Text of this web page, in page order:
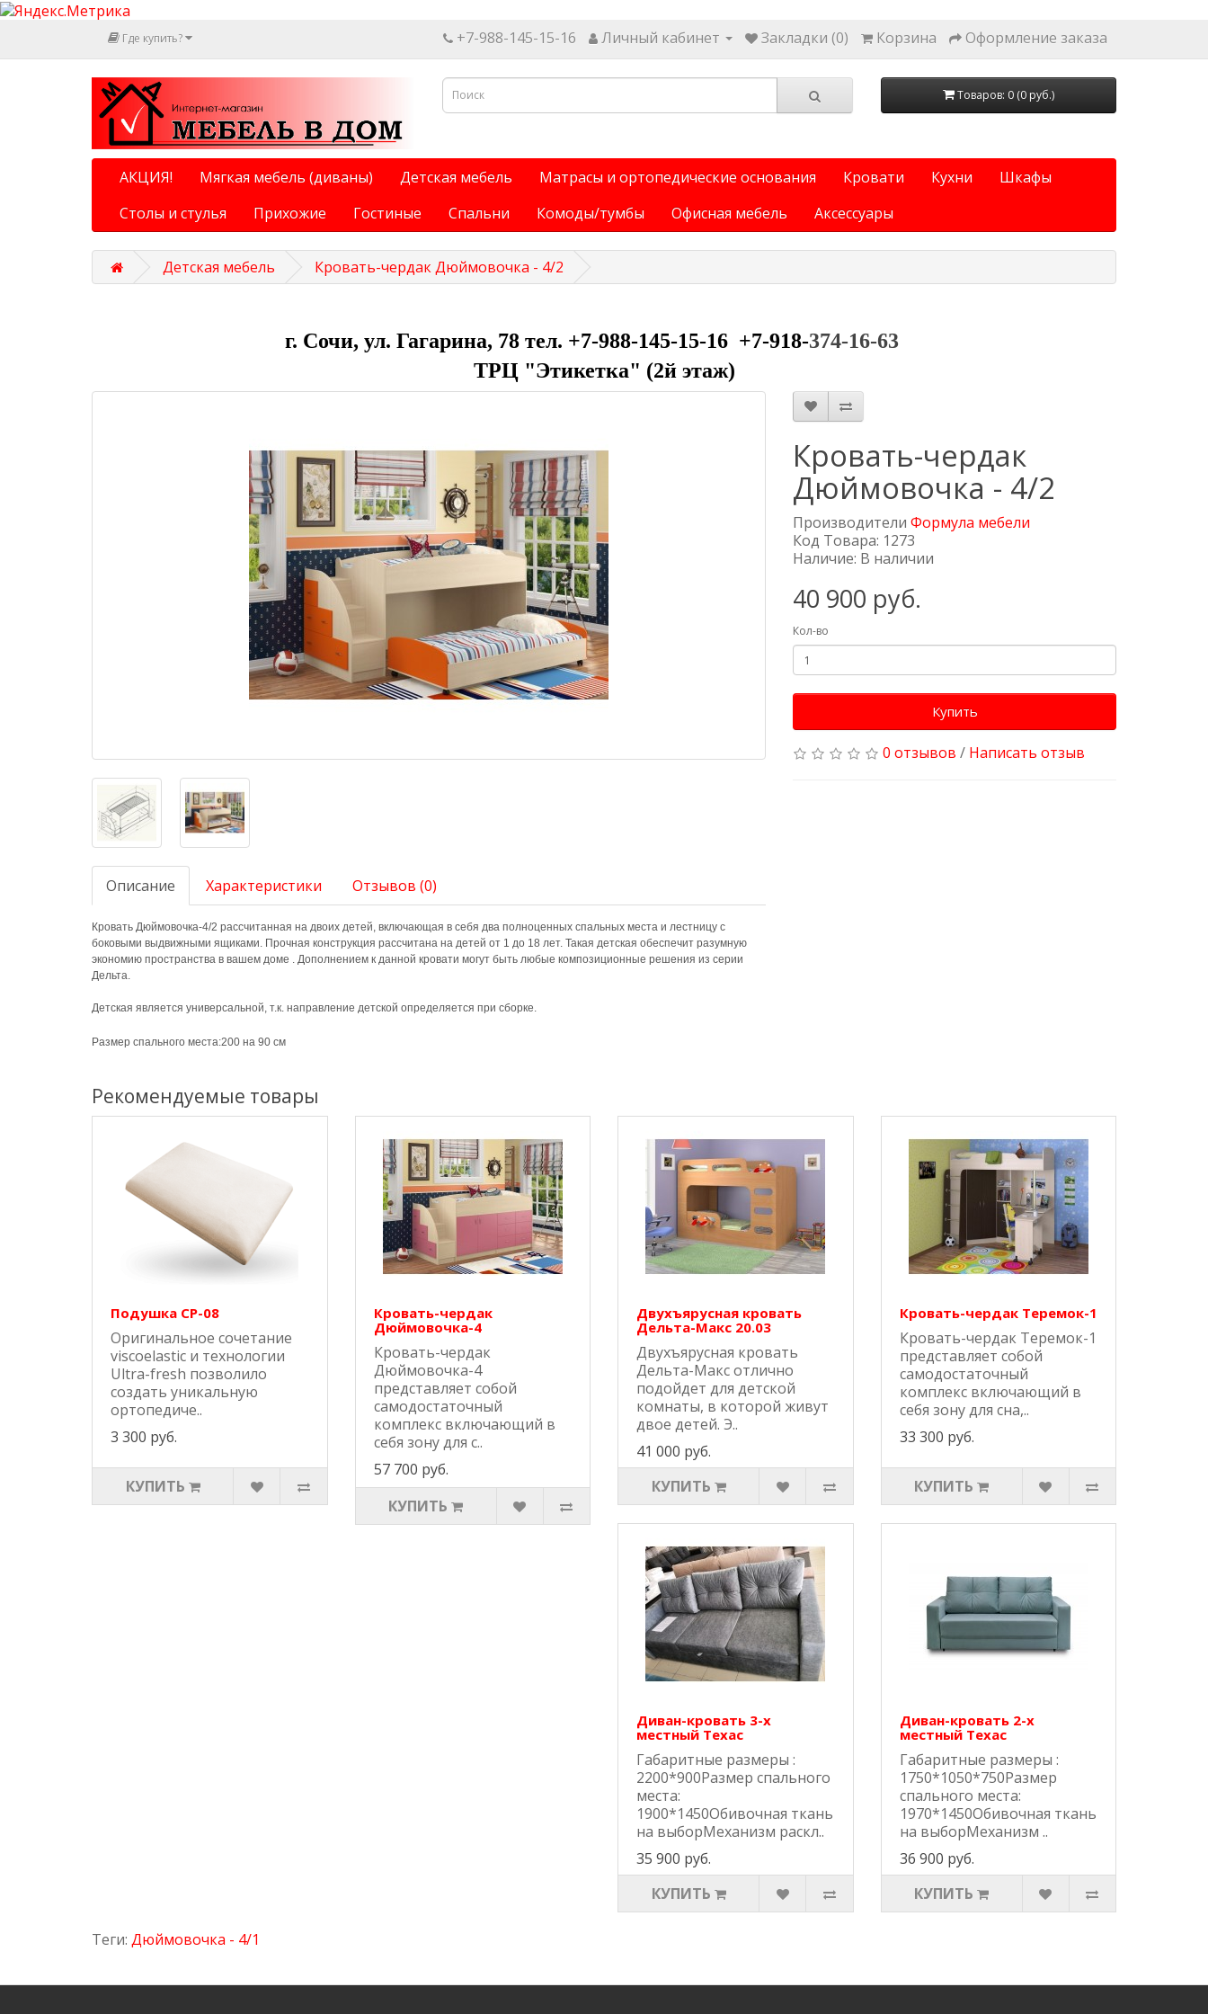
Где купить? +7-988-145-15-16 Личный кабинет Закладки (0) Корзина Оформление заказа
Товаров: 0 (0 руб.)
АКЦИЯ! Мягкая мебель (диваны) Детская мебель Матрасы и ортопедические основания Кровати Кухни
Шкафы
Столы и стулья
Прихожие Гостиные Спальни Комоды/тумбы Офисная мебель Аксессуары
Детская мебель Кровать-чердак Дюймовочка - 4/2
г. Сочи, ул. Гагарина, 78 тел. +7-988-145-15-16 +7-918-374-16-63
ТРЦ "Этикетка" (2й этаж)
Описание Характеристики Отзывов (0)
Кровать Дюймовочка-4/2 рассчитанная на двоих детей, включающая в себя два полноценных спальных места и лестницу с
боковыми выдвижными ящиками. Прочная конструкция рассчитана на детей от 1 до 18 лет. Такая детская обеспечит разумную
экономию пространства в вашем доме . Дополнением к данной кровати могут быть любые композиционные решения из серии
Дельта.
Детская является универсальной, т.к. направление детской определяется при сборке.
Размер спального места:200 на 90 см
Кровать-чердак
Дюймовочка - 4/2
Производители Формула мебели
Код Товара: 1273
Наличие: В наличии
40 900 руб.
Кол-во
Купить
0 отзывов / Написать отзыв
Рекомендуемые товары
Подушка СР-08
Оригинальное сочетание
viscoelastic и технологии
Ultra-fresh позволило
создать уникальную
ортопедиче..
3 300 руб.
КУПИТЬ
Кровать-чердак
Дюймовочка-4
Кровать-чердак
Дюймовочка-4
представляет собой
самодостаточный
комплекс включающий в
себя зону для с..
57 700 руб.
КУПИТЬ
Двухъярусная кровать
Дельта-Макс 20.03
Двухъярусная кровать
Дельта-Макс отлично
подойдет для детской
комнаты, в которой живут
двое детей. Э..
41 000 руб.
КУПИТЬ
Кровать-чердак Теремок-1
Кровать-чердак Теремок-1
представляет собой
самодостаточный
комплекс включающий в
себя зону для сна,..
33 300 руб.
КУПИТЬ
Диван-кровать 3-х
местный Техас
Габаритные размеры :
2200*900Размер спального
места:
1900*1450Обивочная ткань
на выборМеханизм раскл..
35 900 руб.
КУПИТЬ
Диван-кровать 2-х
местный Техас
Габаритные размеры :
1750*1050*750Размер
спального места:
1970*1450Обивочная ткань
на выборМеханизм ..
36 900 руб.
КУПИТЬ
Теги: Дюймовочка - 4/1